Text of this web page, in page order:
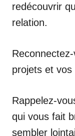
redécouvrir
relation.
projets et vos
Rappelez-
qui vous fait
sembler